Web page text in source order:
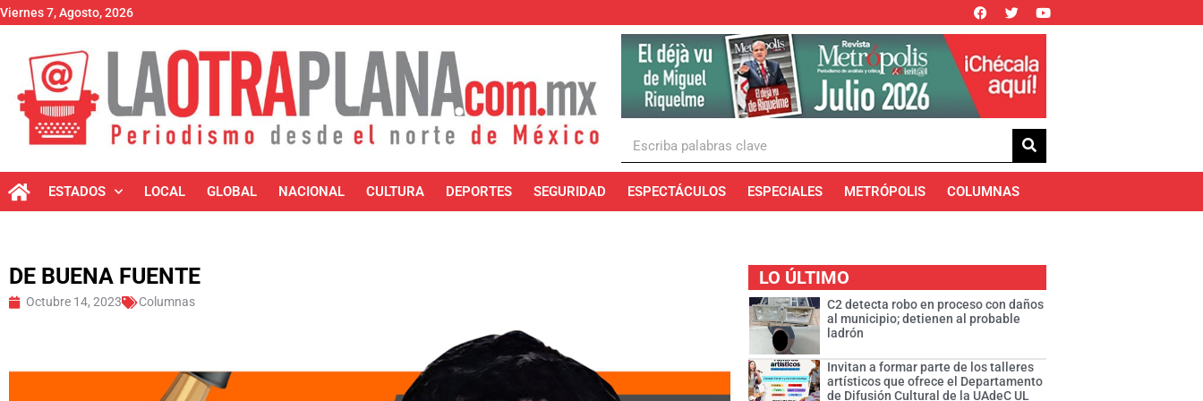
Viernes 7, Agosto, 2026
ESTADOS LOCAL GLOBAL NACIONAL CULTURA DEPORTES SEGURIDAD ESPECTÁCULOS ESPECIALES METRÓPOLIS COLUMNAS
DE BUENA FUENTE
Octubre 14, 2023 Columnas
LO ÚLTIMO
C2 detecta robo en proceso con daños
al municipio; detienen al probable
ladrón
Invitan a formar parte de los talleres
artísticos que ofrece el Departamento
de Difusión Cultural de la UAdeC UL